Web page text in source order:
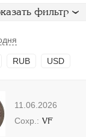
фильтр
RUB USD
11.06.2026
VF